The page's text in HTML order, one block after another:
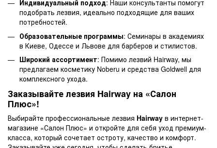
Индивидуальный подход: Наши консультанты помогут
подобрать лезвия, идеально подходящие для ваших
потребностей.
Образовательные программы: Семинары в академиях
в Киеве, Одессе и Львове для барберов и стилистов.
Широкий ассортимент: Помимо лезвий Hairway, мы
предлагаем косметику Noberu и средства Goldwell для
комплексного ухода.
Заказывайте лезвия Hairway на «Салон
Плюс»!
Выбирайте профессиональные лезвия Hairway в интернет-
магазине «Салон Плюс» и откройте для себя уход премиум-
класса, который сочетает остроту, качество и комфорт.